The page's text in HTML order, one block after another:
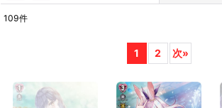
並び順
109件
1 2 次»